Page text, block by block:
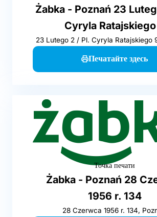
Żabka - Poznań 23
Cyryla
23 Lutego 2 / Pl. Cyryla Ratajskiego
Печатайте здесь
Точка печати
Żabka - Poznań 28
1956 r. 134
28 Czerwca 1956 r. 134,